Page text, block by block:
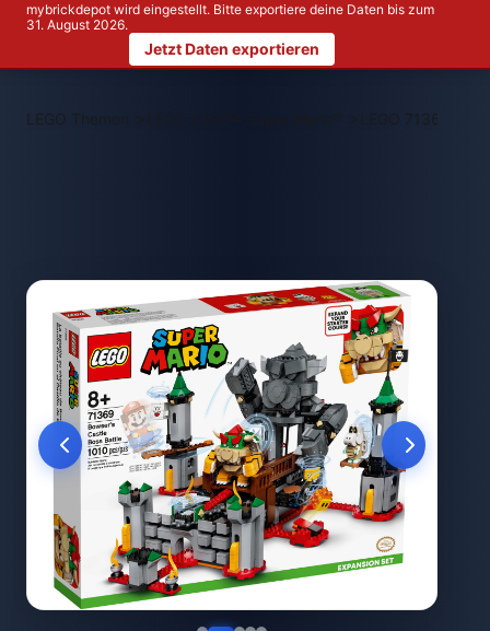
mybrickdepot wird eingestellt. Bitte exportiere deine Daten bis zum
31. August 2026.
Jetzt Daten exportieren
LEGO Themen > > LEGO 71369